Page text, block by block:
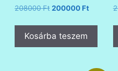
208000Ft Original
was:
208000 Ft.
200000 Ft Current
is:
200000
Kosárba teszem